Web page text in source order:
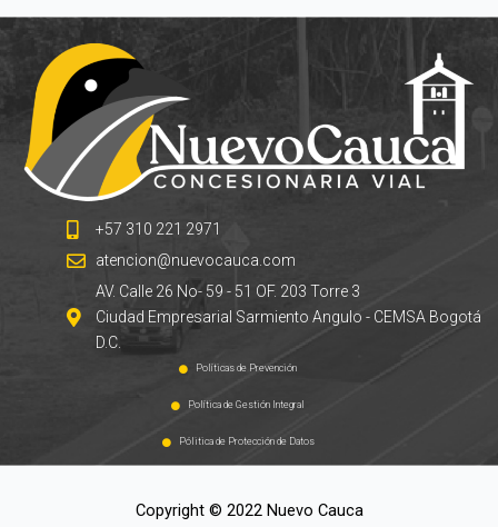
+57 310 221 2971
atencion@nuevocauca.com
AV. Calle 26 No- 59 - 51 OF. 203 Torre 3
Ciudad Empresarial Sarmiento Angulo - CEMSA Bogotá
D.C.
Políticas de Prevención
Política de Gestión Integral
Pólitica de Protección de Datos
Copyright © 2022 Nuevo Cauca